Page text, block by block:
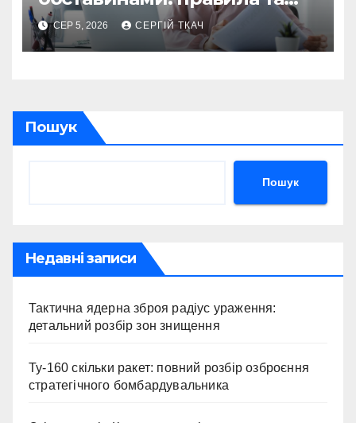
оформлення
СЕР 5, 2026 СЕРГІЙ ТКАЧ
Пошук
Пошук
Недавні записи
Тактична ядерна зброя радіус ураження:
детальний розбір зон знищення
Ту-160 скільки ракет: повний розбір озброєння
стратегічного бомбардувальника